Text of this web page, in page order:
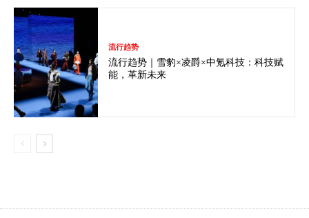
流行趋势
流行趋势｜雪豹×凌爵×中氪科技：科技赋
能，革新未来